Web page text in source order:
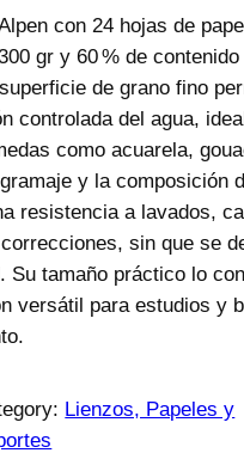
con 24 hojas de
gr y 60 % de contenido
de grano fino
controlada del agua,
como acuarela,
y la composición
resistencia a lavados,
sin que se
Su tamaño práctico lo
versátil para estudios y
Lienzos, Papeles y